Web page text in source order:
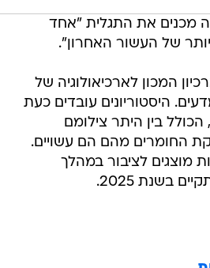
מכנים את התגלית "אחד
של העשור האחרון".
המכון לארכיאולוגיה של
היסטוריונים עובדים כעת
בין היתר צילומם
החומרים מהם הם עשויים.
מוצגים לציבור במהלך
בשנת 2025.